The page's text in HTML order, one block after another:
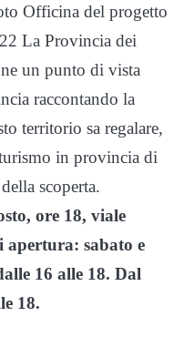
Officina del progetto
La Provincia dei
un punto di vista
raccontando la
territorio sa regalare,
in provincia di
scoperta.
ore 18, viale
sabato e
16 alle 18. Dal
18.